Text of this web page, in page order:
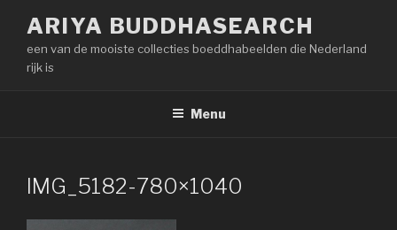
inhoud
springen
ARIYA BUDDHASEARCH
een van de mooiste collecties boeddhabeelden die Nederland
rijk is
Menu
IMG_5182-780×1040